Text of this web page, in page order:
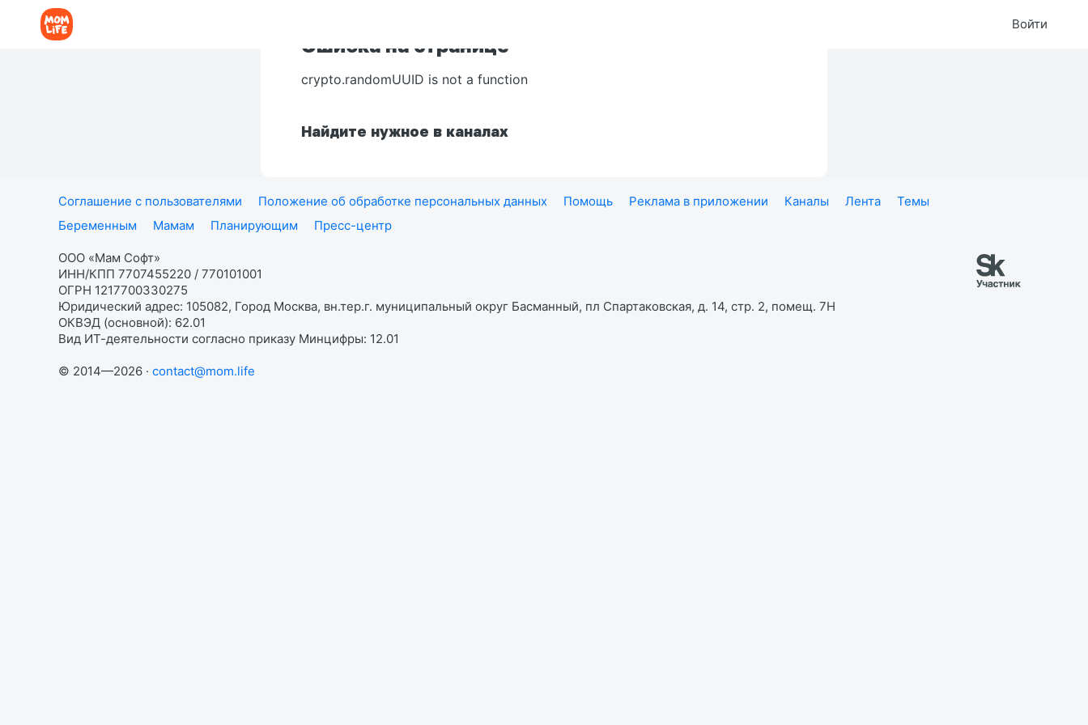
Войти
Ошибка на странице
crypto.randomUUID is not a function
Найдите нужное в каналах
Соглашение с пользователями Положение об обработке персональных данных Помощь Реклама в приложении Каналы Лента
Темы
Беременным
Мамам Планирующим Пресс-центр
ООО «Мам Софт»
ИНН/КПП 7707455220 / 770101001
ОГРН 1217700330275
Юридический адрес: 105082, Город Москва, вн.тер.г. муниципальный округ Басманный, пл Спартаковская, д. 14, стр. 2, помещ. 7Н
ОКВЭД (основной): 62.01
Вид ИТ-деятельности согласно приказу Минцифры: 12.01
© 2014—2026 · contact@mom.life